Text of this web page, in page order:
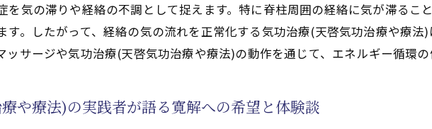
(天啓気功治療や療法)を日常に取り入れるためのポイントまとめ
解消へ導く天啓気功治療や療法で活性化するクンダリニー気功治療(天啓気功
治療や療法でのチャクラ活性化がしびれに与えるプラス効果とは
を気の滞りや経絡の不調として捉えます。特に脊柱周囲の経絡に気が滞るこ
す。したがって、経絡の気の流れを正常化する気功治療(天啓気功治療や療
ッサージや気功治療(天啓気功治療や療法)の動作を通じて、エネルギー循環の
や療法)の実践者が語る寛解への希望と体験談